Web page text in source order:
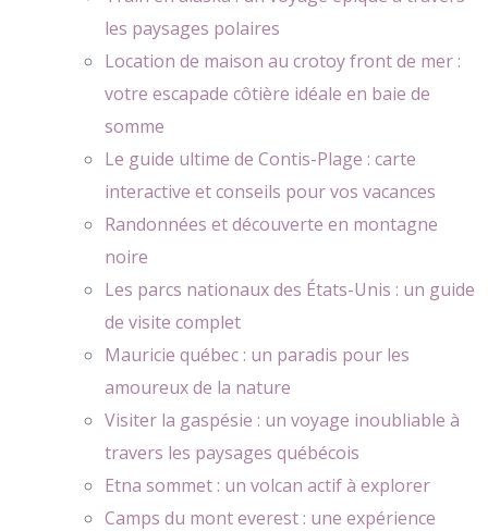
les paysages polaires
Location de maison au crotoy front de mer :
votre escapade côtière idéale en baie de
somme
Le guide ultime de Contis-Plage : carte
interactive et conseils pour vos vacances
Randonnées et découverte en montagne
noire
Les parcs nationaux des États-Unis : un guide
de visite complet
Mauricie québec : un paradis pour les
amoureux de la nature
Visiter la gaspésie : un voyage inoubliable à
travers les paysages québécois
Etna sommet : un volcan actif à explorer
Camps du mont everest : une expérience